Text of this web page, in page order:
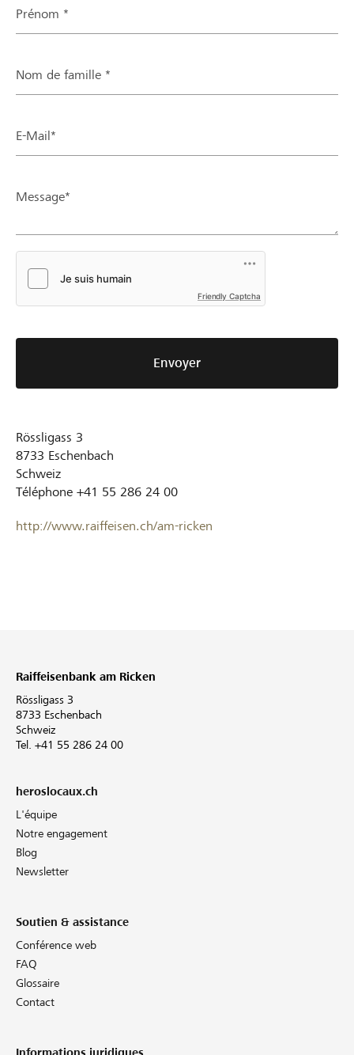
Prénom *
Nom de famille *
E-Mail*
Message*
Friendly Captcha
Envoyer
Rössligass 3
8733 Eschenbach
Schweiz
Téléphone +41 55 286 24 00
http://www.raiffeisen.ch/am-ricken
Raiffeisenbank am Ricken
Rössligass 3
8733 Eschenbach
Schweiz
Tel. +41 55 286 24 00
heroslocaux.ch
L'équipe
Notre engagement
Blog
Newsletter
Soutien & assistance
Conférence web
FAQ
Glossaire
Contact
Informations juridiques